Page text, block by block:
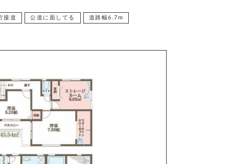
接道 公道に面してる 道路幅6.7m